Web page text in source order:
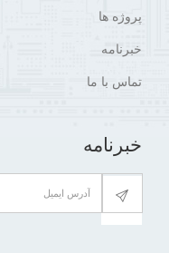
پروژه ها
خبرنامه
تماس با ما
خبرنامه